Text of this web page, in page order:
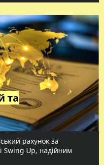
та
рахунок за
Swing Up, надійним